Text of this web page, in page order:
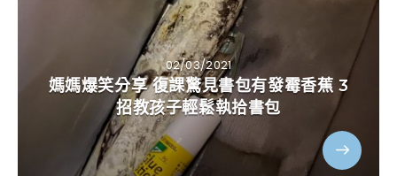
02/03/2021
媽媽爆笑分享 復課驚見書包有發霉香蕉 3
招教孩子輕鬆執拾書包